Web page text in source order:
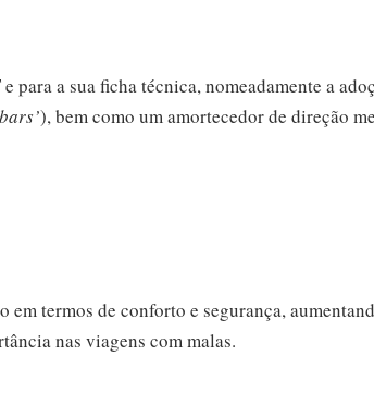
para a sua ficha técnica, nomeadamente a
), bem como um amortecedor de direção
termos de conforto e segurança,
nas viagens com malas.